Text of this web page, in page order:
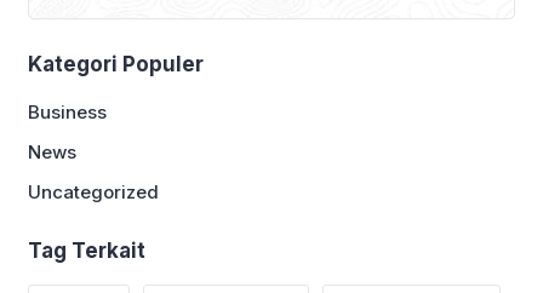
Kategori Populer
Business
News
Uncategorized
Tag Terkait